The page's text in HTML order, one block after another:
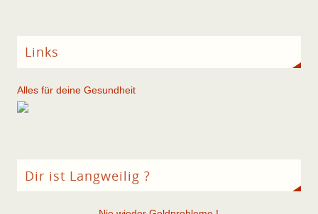
Links
Alles für deine Gesundheit
Dir ist Langweilig ?